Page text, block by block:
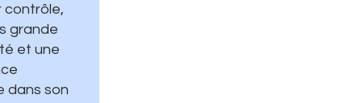
contrôle,
grande
et une
dans son